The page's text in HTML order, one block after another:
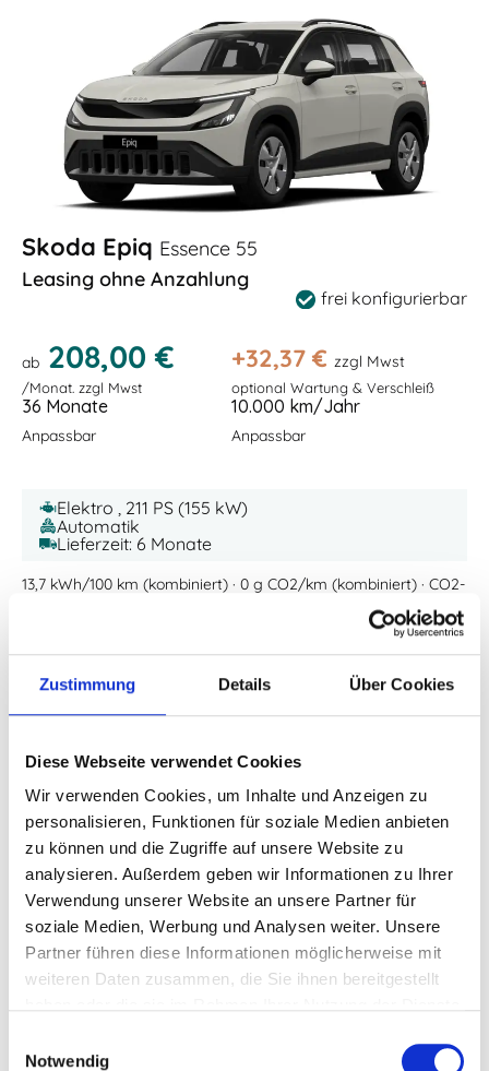
Zustimmung Details Über Cookies
Diese Webseite verwendet Cookies
Wir verwenden Cookies, um Inhalte und Anzeigen zu
personalisieren, Funktionen für soziale Medien anbieten
zu können und die Zugriffe auf unsere Website zu
analysieren. Außerdem geben wir Informationen zu Ihrer
Verwendung unserer Website an unsere Partner für
soziale Medien, Werbung und Analysen weiter. Unsere
Partner führen diese Informationen möglicherweise mit
weiteren Daten zusammen, die Sie ihnen bereitgestellt
Notwendig
Skoda Epiq Essence 55
Leasing ohne Anzahlung
frei konfigurierbar
ab 208,00 €
/Monat. zzgl Mwst
+32,37€ zzgl Mwst
optional Wartung & Verschleiß
36 Monate
Anpassbar
10.000 km/Jahr
Anpassbar
Elektro , 211 PS (155 kW)
Automatik
Lieferzeit: 6 Monate
13,7 kWh/100 km (kombiniert) · 0 g CO2/km (kombiniert) · CO2-
Leasing ohne Anzahlung